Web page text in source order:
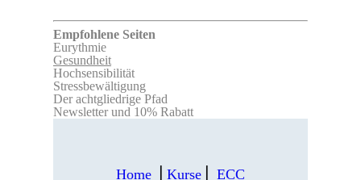
Empfohlene Seiten
Eurythmie
Gesundheit
Hochsensibilität
Stressbewältigung
Der achtgliedrige Pfad
Newsletter und 10% Rabatt
Home Kurse ECC